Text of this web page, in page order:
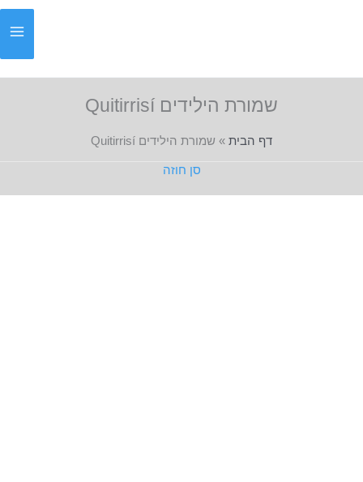
שמורת הילידים Quitirrisí
דף הבית » שמורת הילידים Quitirrisí
סן חוזה